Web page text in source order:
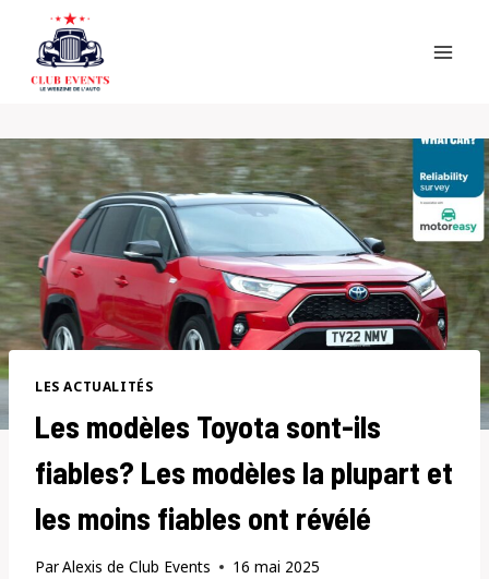
content
LES ACTUALITÉS
Les modèles Toyota sont-ils
fiables? Les modèles la plupart et
les moins fiables ont révélé
ParAlexis de Club Events 16 mai 2025